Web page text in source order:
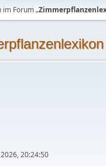
Forum „
20:24:50